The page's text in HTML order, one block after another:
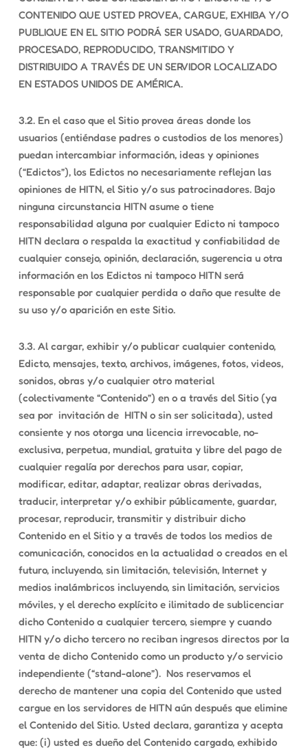
CONTENIDO QUE USTED PROVEA, CARGUE, EXHIBA Y/O
PUBLIQUE EN EL SITIO PODRÁ SER USADO, GUARDADO,
PROCESADO, REPRODUCIDO, TRANSMITIDO Y
DISTRIBUIDO A TRAVÉS DE UN SERVIDOR LOCALIZADO
EN ESTADOS UNIDOS DE AMÉRICA.
3.2. En el caso que el Sitio provea áreas donde los
usuarios (entiéndase padres o custodios de los menores)
puedan intercambiar información, ideas y opiniones
(“Edictos”), los Edictos no necesariamente reflejan las
opiniones de HITN, el Sitio y/o sus patrocinadores. Bajo
ninguna circunstancia HITN asume o tiene
responsabilidad alguna por cualquier Edicto ni tampoco
HITN declara o respalda la exactitud y confiabilidad de
cualquier consejo, opinión, declaración, sugerencia u otra
información en los Edictos ni tampoco HITN será
responsable por cualquier perdida o daño que resulte de
su uso y/o aparición en este Sitio.
3.3. Al cargar, exhibir y/o publicar cualquier contenido,
Edicto, mensajes, texto, archivos, imágenes, fotos, videos,
sonidos, obras y/o cualquier otro material
(colectivamente “Contenido”) en o a través del Sitio (ya
sea por invitación de HITN o sin ser solicitada), usted
consiente y nos otorga una licencia irrevocable, no-
exclusiva, perpetua, mundial, gratuita y libre del pago de
cualquier regalía por derechos para usar, copiar,
modificar, editar, adaptar, realizar obras derivadas,
traducir, interpretar y/o exhibir públicamente, guardar,
procesar, reproducir, transmitir y distribuir dicho
Contenido en el Sitio y a través de todos los medios de
comunicación, conocidos en la actualidad o creados en el
futuro, incluyendo, sin limitación, televisión, Internet y
medios inalámbricos incluyendo, sin limitación, servicios
móviles, y el derecho explícito e ilimitado de sublicenciar
dicho Contenido a cualquier tercero, siempre y cuando
HITN y/o dicho tercero no reciban ingresos directos por la
venta de dicho Contenido como un producto y/o servicio
independiente (“stand-alone”). Nos reservamos el
derecho de mantener una copia del Contenido que usted
cargue en los servidores de HITN aún después que elimine
el Contenido del Sitio. Usted declara, garantiza y acepta
que: (i) usted es dueño del Contenido cargado, exhibido